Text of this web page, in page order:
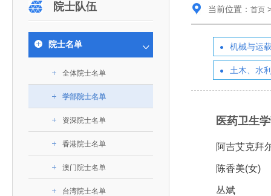
978人
393人
资深院士名单
7人
香港院士名单
3人
学部院士名单
信息与电子工程学部
化工、冶金与材料工程学部
能源与矿业工程学部
土木、水利与建筑工程学部
工程管理学部(85人,其中79 人为跨学
中国工程院是中国工程科学技术界最高荣誉
性、咨询性学术机构。组织院士开展战略咨询研
究，为国家决策提供支撑服务是中国工程院的主要
职能和中心工作之一。
化科技战略咨询，提升国家创新体系整体效能。中
国工程院以习近平新时代中国特色社会主义思想为
指导，按照党中央、国务院战略部署，坚持“服务决
医药卫生学部学术报告会在京举行
为深入贯彻落实习近平总书记在国家
奖励大会、两院院士大会、中国科协
全国代表大会上的重要讲话精神，充
术引领作用，2026年7月10日下午，
行。6位院士做报告，50余位院士参
2026年中国工程科技论坛在京举行
健康中国与生物医药工程创新研讨会暨第五届中医药高质量发展大会在天津召开
中国工程院工程科技学术研讨会——细胞治疗学术会议在京召开
江西研究院组织召开省校产
7月9日，中国工程科技发展战略
江西研究院（以下简称“江西研
究院”）联合江西省科技成果转
移转化中心，组织江西省相关地
办产学研合作交流会。北京化工
大学党委常委、副校长许海军，
江西省科学院党组成员、副院长
章国勇，江西研究院副院长邹慧
出席会议。
2026-03-26
2026-03-04
中国工程院教育委员会以习近平新时代中国特
色社会主义思想为指导，深入贯彻落实党的二十大
和二十届历次全会精神，按照全国教育大会和中央
人才工作会议有关部署要求，切实履行教育委员会
各项职能，发挥工程教育领域国家高端智库作用，
为一体推进教育科技人才发展，统筹建设教育强
国、科技强国、人才强国提供支撑。主要任务有：
一是贯彻落实习近平总书记重要指示批示精神
和其他中央领导同志有关批示要求，围绕党中央决
策部署，充分发挥高端智库作用，组织院士、专家
开展与工程教育（包括工、农、医科）有关的咨询
第29届中日韩工程院圆桌会
2026年7月23日，第29届中日韩
工程院圆桌会议在韩国首尔成功
举行。本届会议由韩国工程院轮
值主办，三国工程院院士及代表
国际关系委员会主席朴宰佑院
士、中国工程院国际合作局副局
长（主持工作）丁宁、日本工程
院原副院长原山优子致开幕辞。
2026-07-27
香港工程师学会交流团访问我院 2026-05-03
院士队伍
院士名单
全体院士名单
学部院士名单
资深院士名单
香港院士名单
澳门院士名单
台湾院士名单
当前位置： 首页
机械与运
土木、水
医药卫生学
阿吉艾克拜
陈香美(女)
丛斌